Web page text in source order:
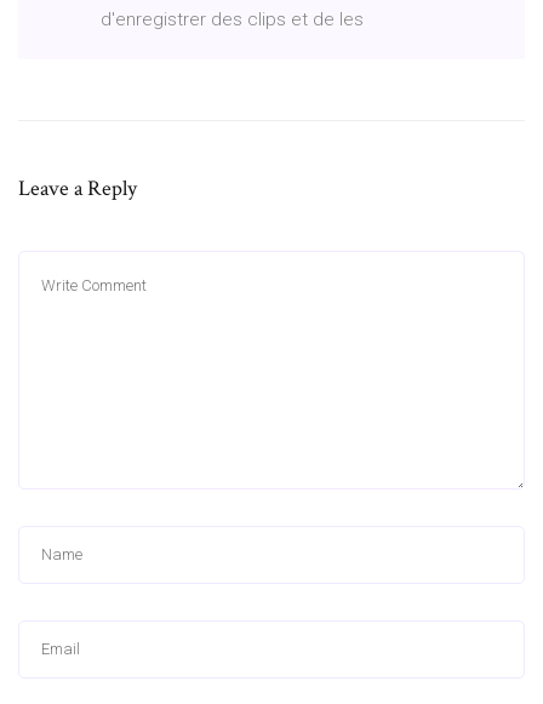
d'enregistrer des clips et de les
Leave a Reply